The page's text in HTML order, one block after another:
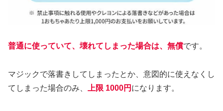
普通に使っていて、壊れてしまった場合は、無償です。
マジックで落書きしてしまったとか、意図的に使えなくし
てしまった場合のみ、
上限 1000円 になります。